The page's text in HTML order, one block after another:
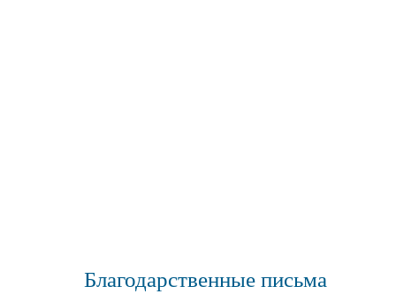
Благодарственные письма